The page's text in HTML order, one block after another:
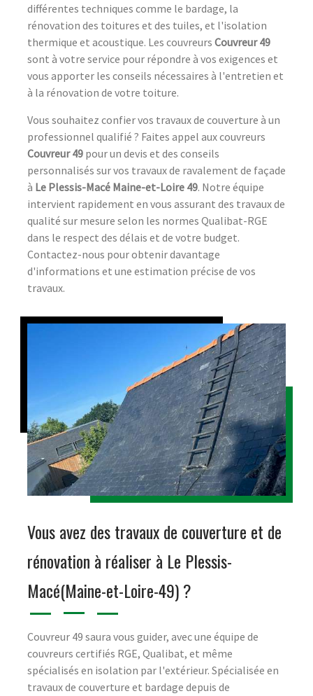
différentes techniques comme le bardage, la
rénovation des toitures et des tuiles, et l'isolation
thermique et acoustique. Les couvreurs Couvreur 49
sont à votre service pour répondre à vos exigences et
vous apporter les conseils nécessaires à l'entretien et
à la rénovation de votre toiture.
Vous souhaitez confier vos travaux de couverture à un
professionnel qualifié ? Faites appel aux couvreurs
Couvreur 49 pour un devis et des conseils
personnalisés sur vos travaux de ravalement de façade
à Le Plessis-Macé Maine-et-Loire 49. Notre équipe
intervient rapidement en vous assurant des travaux de
qualité sur mesure selon les normes Qualibat-RGE
dans le respect des délais et de votre budget.
Contactez-nous pour obtenir davantage
d'informations et une estimation précise de vos
travaux.
Vous avez des travaux de couverture et de
rénovation à réaliser à Le Plessis-
Macé(Maine-et-Loire-49) ?
Couvreur 49 saura vous guider, avec une équipe de
couvreurs certifiés RGE, Qualibat, et même
spécialisés en isolation par l'extérieur. Spécialisée en
travaux de couverture et bardage depuis de